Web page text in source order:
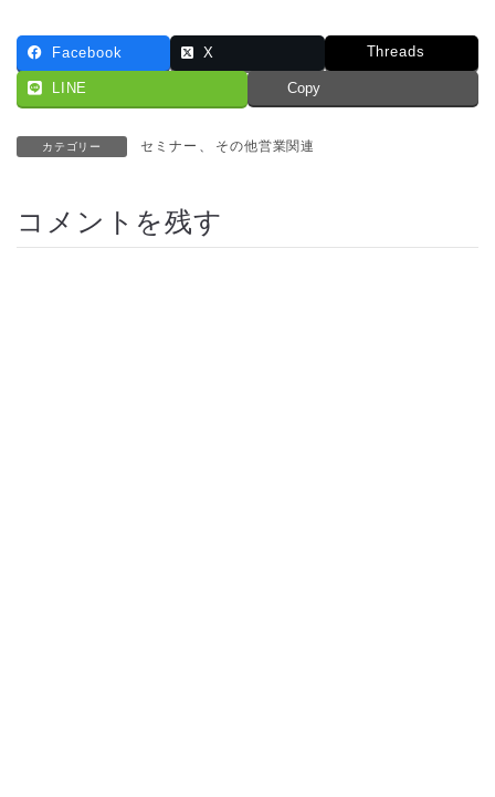
Facebook X Threads
LINE Copy
カテゴリー セミナー 、 その他営業関連
コメントを残す